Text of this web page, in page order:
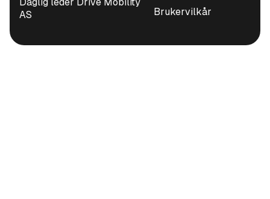
AS
Brukervilkår